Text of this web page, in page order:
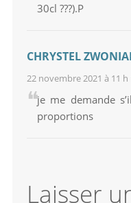
30cl ???).P
CHRYSTEL
22 novembre 2021 à 11 h
je me demande
proportions
Laisser